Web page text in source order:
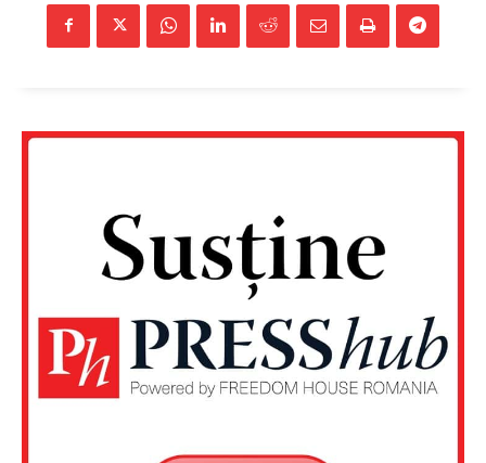
Un proiect
FREEDOM HOUSE ROMÂNIA
Despre noi / Echipa
Proiecte editoriale